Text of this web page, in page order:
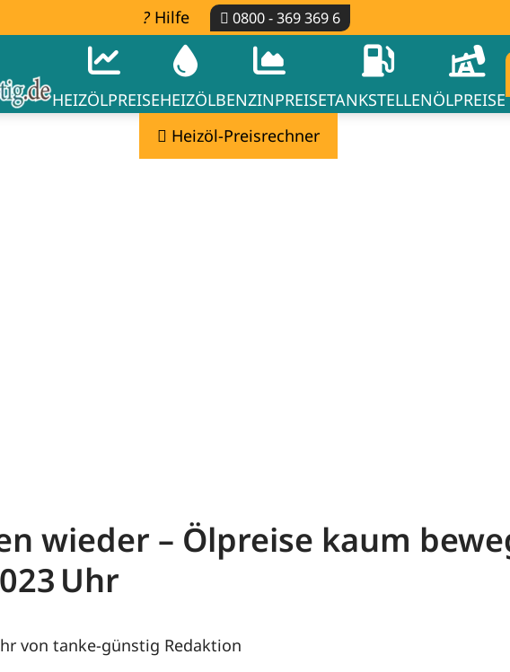
Hilfe 0800 - 369 369 6
HEIZÖLPREISEHEIZÖLBENZINPREISETANKSTELLENÖLPREISE
Heizöl-Preisrechner
wieder – Ölpreise kaum
von tanke-günstig Redaktion